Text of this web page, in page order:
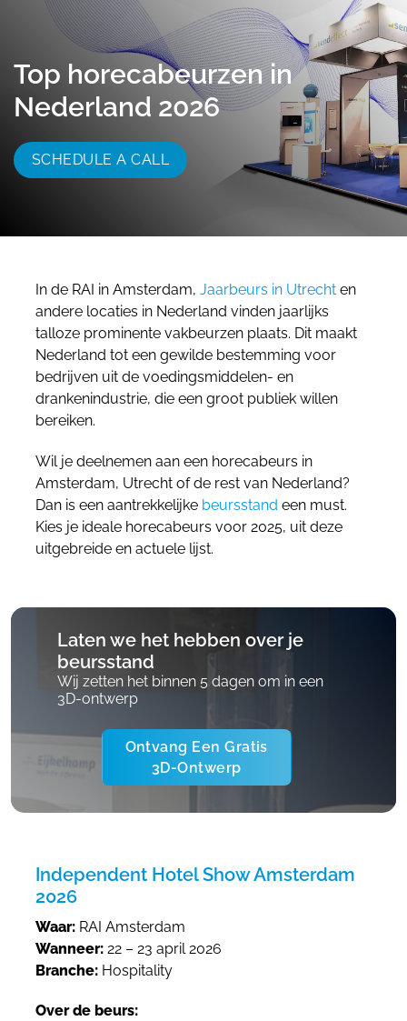
055 - 3238555
info@beursstand.nl
Top horecabeurzen in
Nederland 2026
SCHEDULE A CALL
In de RAI in Amsterdam, Jaarbeurs in Utrecht en
andere locaties in Nederland vinden jaarlijks
talloze prominente vakbeurzen plaats. Dit maakt
Nederland tot een gewilde bestemming voor
bedrijven uit de voedingsmiddelen- en
drankenindustrie, die een groot publiek willen
bereiken.
Wil je deelnemen aan een horecabeurs in
Amsterdam, Utrecht of de rest van Nederland?
Dan is een aantrekkelijke beursstand een must.
Kies je ideale horecabeurs voor 2025, uit deze
uitgebreide en actuele lijst.
Laten we het hebben over je
beursstand
Wij zetten het binnen 5 dagen om in een
3D-ontwerp
Ontvang Een Gratis
3D-Ontwerp
Independent Hotel Show Amsterdam
2026
Waar: RAI Amsterdam
Wanneer: 22 – 23 april 2026
Branche: Hospitality
Over de beurs: